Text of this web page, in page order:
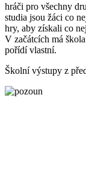
hráči pro všechny
studia jsou žáci co
hry, aby získali co
V začátcích má
pořídí vlastní.
Školní výstupy z